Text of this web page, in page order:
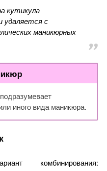
кутикула
удаляется с
маникюрных
иного вида маникюра.
комбинирования: